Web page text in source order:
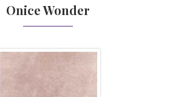
Onice Wonder